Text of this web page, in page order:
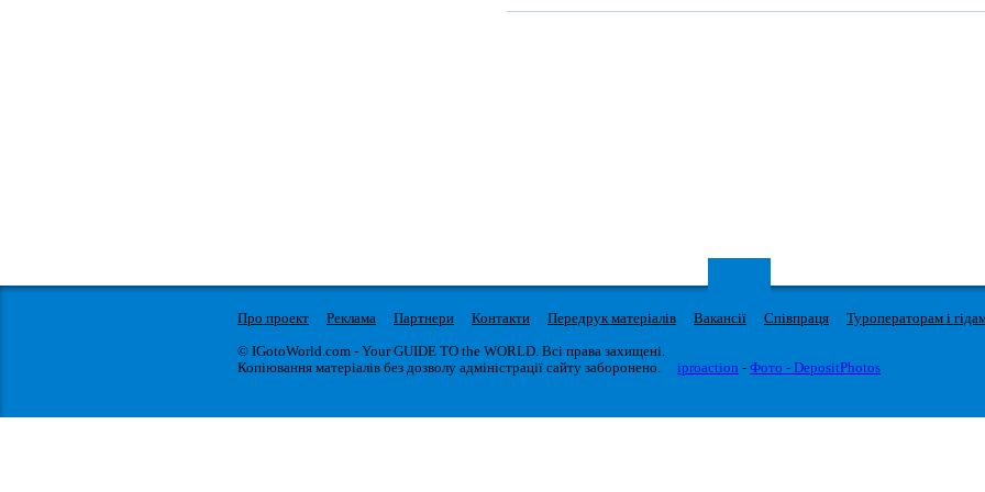
Про проект Реклама Партнери Контакти Передрук матеріалів Вакансії Співпраця Туроператорам і
© IGotoWorld.com - Your GUIDE TO the WORLD. Всі права захищені.
Копіювання матеріалів без дозволу адміністрації сайту заборонено.
iproaction - Фото - DepositPhotos